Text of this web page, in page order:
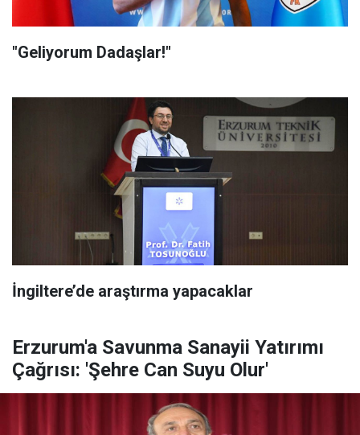
"Geliyorum Dadaşlar!"
İngiltere’de araştırma yapacaklar
Erzurum'a Savunma Sanayii Yatırımı
Çağrısı: 'Şehre Can Suyu Olur'